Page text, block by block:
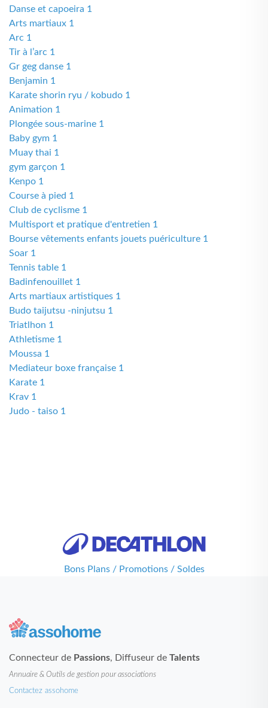
Danse et capoeira 1
Arts martiaux 1
Arc 1
Tir à l’arc 1
Gr geg danse 1
Benjamin 1
Karate shorin ryu / kobudo 1
Animation 1
Plongée sous-marine 1
Baby gym 1
Muay thai 1
gym garçon 1
Kenpo 1
Course à pied 1
Club de cyclisme 1
Multisport et pratique d'entretien 1
Bourse vêtements enfants jouets puériculture 1
Soar 1
Tennis table 1
Badinfenouillet 1
Arts martiaux artistiques 1
Budo taijutsu -ninjutsu 1
Triatlhon 1
Athletisme 1
Moussa 1
Mediateur boxe française 1
Karate 1
Krav 1
Judo - taiso 1
Bons Plans / Promotions / Soldes
Connecteur de Passions, Diffuseur de Talents
Annuaire & Outils de gestion pour associations
Contactez assohome